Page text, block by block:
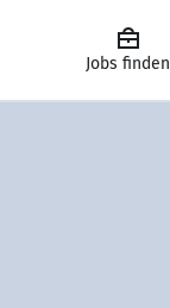
Jobs finden